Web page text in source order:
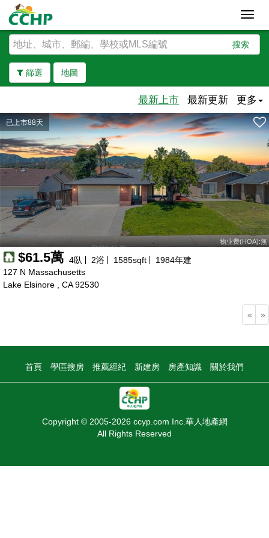
搜索
篩選 地圖
去除邊界
最新上市 最新更新 更多
已上市88天
物业费(HOA):無
$61.5萬 4臥 2浴 1585sqft 1984年建
127 N Massachusetts
Lake Elsinore , CA 92530
« »
首頁 學區搜房 推薦經紀 新建房 房產知識 關於我們
Copyright © 2005-2026 ccyp.com Inc.華人地產網
All Rights Reserved